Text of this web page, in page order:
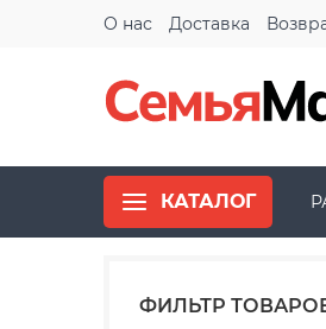
О нас Доставка
КАТАЛОГ
ФИЛЬТР